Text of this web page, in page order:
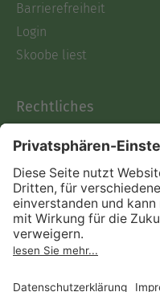
Barrierefreiheit
Login
Skoobe liest
Rechtliches
AGB
Informationen nach Data
Act
Verträge hier kündigen
Impressum